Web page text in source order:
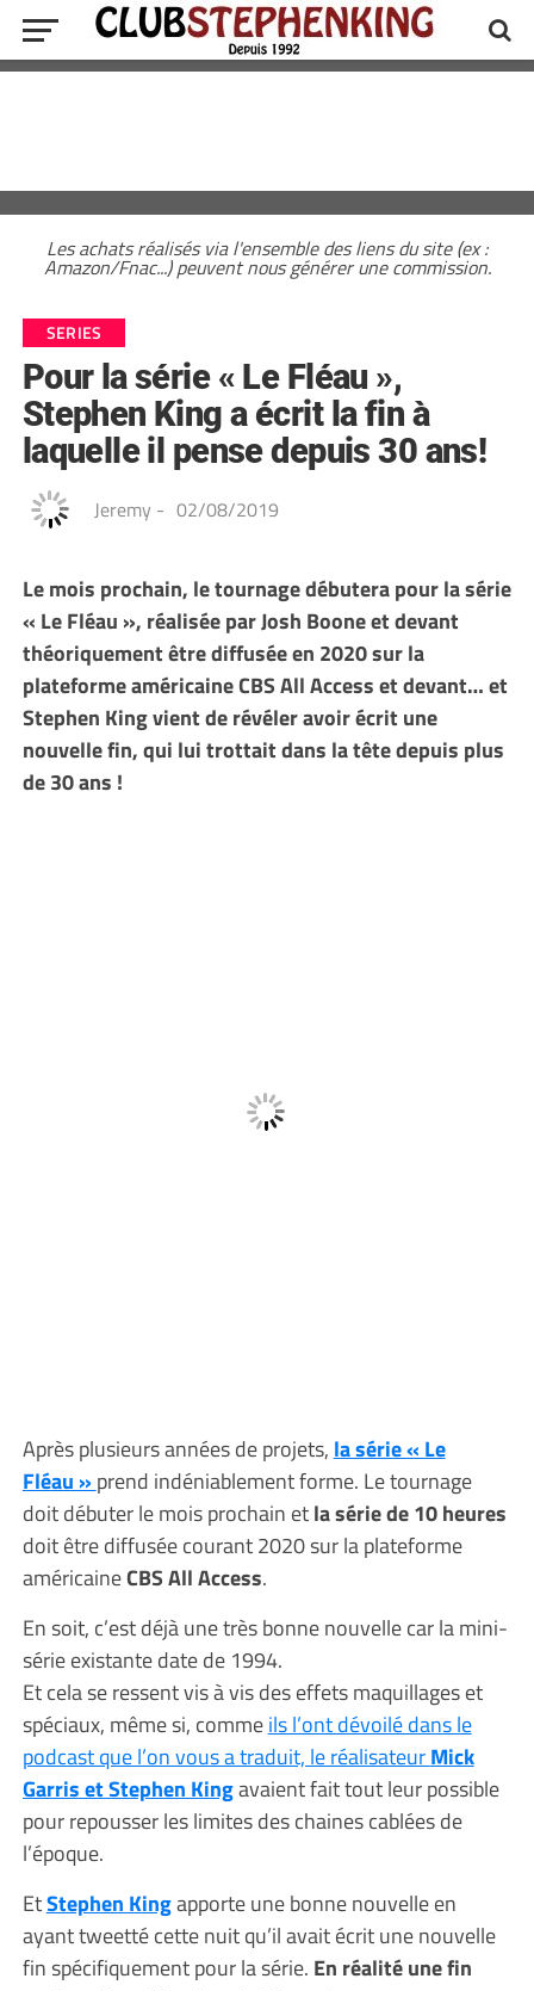
Les achats réalisés via l'ensemble des liens du site (ex :
Amazon/Fnac...) peuvent nous générer une commission.
SERIES
Pour la série « Le Fléau »,
Stephen King a écrit la fin à
laquelle il pense depuis 30 ans!
Jeremy - 02/08/2019
Le mois prochain, le tournage débutera pour la série
« Le Fléau », réalisée par Josh Boone et devant
théoriquement être diffusée en 2020 sur la
plateforme américaine CBS All Access et devant… et
Stephen King vient de révéler avoir écrit une
nouvelle fin, qui lui trottait dans la tête depuis plus
de 30 ans !
Après plusieurs années de projets, la série « Le
Fléau »prend indéniablement forme. Le tournage
doit débuter le mois prochain etla série de 10 heures
doit être diffusée courant 2020 sur la plateforme
américaineCBS All Access.
En soit, c’est déjà une très bonne nouvelle car la mini-
série existante date de 1994.
Et cela se ressent vis à vis des effets maquillages et
spéciaux, même si, commeils l’ont dévoilé dans le
podcast que l’on vous a traduit, le réalisateurMick
Garris et Stephen Kingavaient fait tout leur possible
pour repousser les limites des chaines cablées de
l’époque.
EtStephen Kingapporte une bonne nouvelle en
ayant tweetté cette nuit qu’il avait écrit une nouvelle
fin spécifiquement pour la série. En réalité une fin